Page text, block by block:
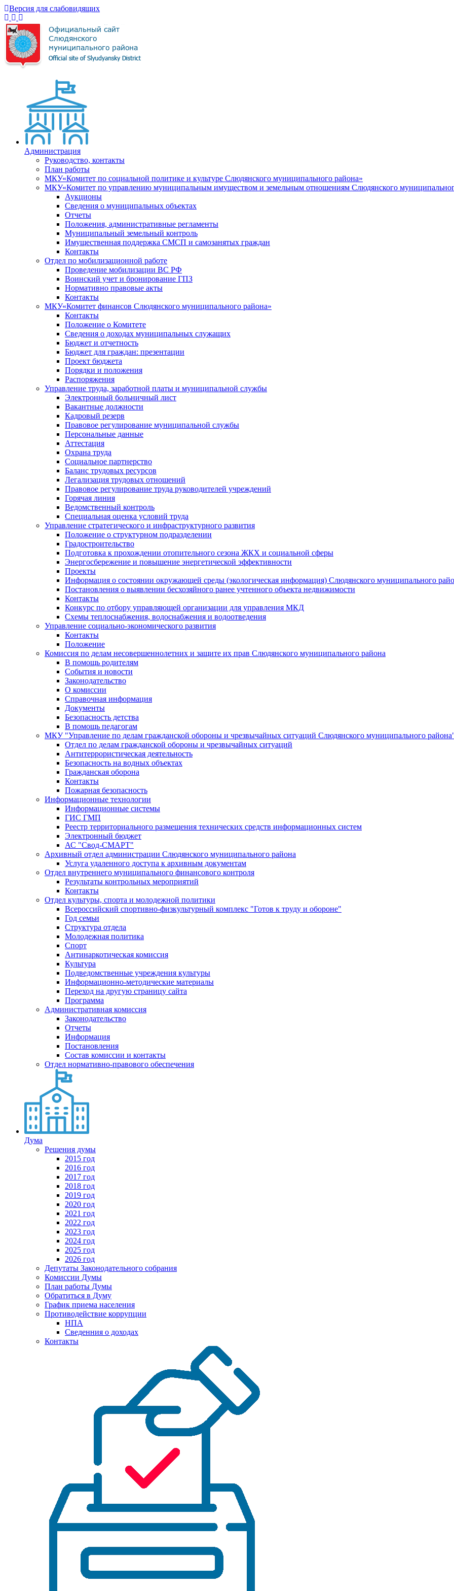
Версия для слабовидящих
Администрация
Руководство, контакты
План работы
МКУ«Комитет по социальной политике и культуре Слюдянского муниципального района»
МКУ«Комитет по управлению муниципальным имуществом и земельным отношениям Слюдянского
Аукционы
Сведения о муниципальных объектах
Отчеты
Положения, административные регламенты
Муниципальный земельный контроль
Имущественная поддержка СМСП и самозанятых граждан
Контакты
Отдел по мобилизационной работе
Проведение мобилизации ВС РФ
Воинский учет и бронирование ГПЗ
Нормативно правовые акты
Контакты
МКУ«Комитет финансов Слюдянского муниципального района»
Контакты
Положение о Комитете
Сведения о доходах муниципальных служащих
Бюджет и отчетность
Бюджет для граждан: презентации
Проект бюджета
Порядки и положения
Распоряжения
Управление труда, заработной платы и муниципальной службы
Электронный больничный лист
Вакантные должности
Кадровый резерв
Правовое регулирование муниципальной службы
Персональные данные
Аттестация
Охрана труда
Социальное партнерство
Баланс трудовых ресурсов
Легализация трудовых отношений
Правовое регулирование труда руководителей учреждений
Горячая линия
Ведомственный контроль
Специальная оценка условий труда
Управление стратегического и инфраструктурного развития
Положение о структурном подразделении
Градостроительство
Подготовка к прохождении отопительного сезона ЖКХ и социальной сферы
Энергосбережение и повышение энергетической эффективности
Проекты
Информация о состоянии окружающей среды (экологическая информация) Слюдянского муниципального
Постановления о выявлении бесхозяйного ранее учтенного объекта недвижимости
Контакты
Конкурс по отбору управляющей организации для управления МКД
Схемы теплоснабжения, водоснабжения и водоотведения
Управление социально-экономического развития
Контакты
Положение
Комиссия по делам несовершеннолетних и защите их прав Слюдянского муниципального района
В помощь родителям
События и новости
Законодательство
О комиссии
Справочная информация
Документы
Безопасность детства
В помощь педагогам
МКУ "Управление по делам гражданской обороны и чрезвычайных ситуаций Слюдянского муниципального
Отдел по делам гражданской обороны и чрезвычайных ситуаций
Антитеррористическая деятельность
Безопасность на водных объектах
Гражданская оборона
Контакты
Пожарная безопасность
Информационные технологии
Информационные системы
ГИС ГМП
Реестр территориального размещения технических средств информационных систем
Электронный бюджет
АС "Свод-СМАРТ"
Архивный отдел администрации Слюдянского муниципального района
Услуга удаленного доступа к архивным документам
Отдел внутреннего муниципального финансового контроля
Результаты контрольных мероприятий
Контакты
Отдел культуры, спорта и молодежной политики
Всероссийский спортивно-физкультурный комплекс "Готов к труду и обороне"
Год семьи
Структура отдела
Молодежная политика
Спорт
Антинаркотическая комиссия
Культура
Подведомственные учреждения культуры
Информационно-методические материалы
Переход на другую страницу сайта
Программа
Административная комиссия
Законодательство
Отчеты
Информация
Постановления
Состав комиссии и контакты
Отдел нормативно-правового обеспечения
Дума
Решения думы
2015 год
2016 год
2017 год
2018 год
2019 год
2020 год
2021 год
2022 год
2023 год
2024 год
2025 год
2026 год
Депутаты Законодательного собрания
Комиссии Думы
План работы Думы
Обратиться в Думу
График приема населения
Противодействие коррупции
НПА
Сведенния о доходах
Контакты